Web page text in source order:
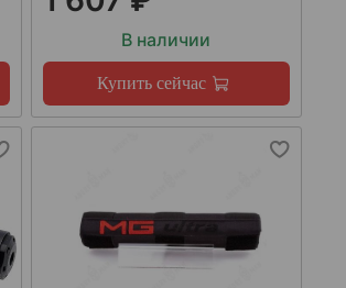
В наличии
Купить сейчас